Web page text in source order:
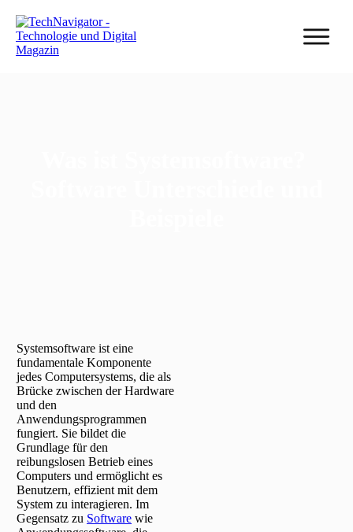
Systemsoftware ist eine
fundamentale Komponente
jedes Computersystems, die als
Brücke zwischen der Hardware
und den
Anwendungsprogrammen
fungiert. Sie bildet die
Grundlage für den
reibungslosen Betrieb eines
Computers und ermöglicht es
Benutzern, effizient mit dem
System zu interagieren. Im
Gegensatz zu Software wie